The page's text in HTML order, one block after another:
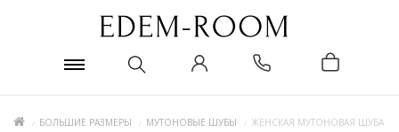
БОЛЬШИЕ РАЗМЕРЫ МУТОНОВЫЕ ШУБЫ ЖЕНСКАЯ МУТОНОВАЯ ШУБА